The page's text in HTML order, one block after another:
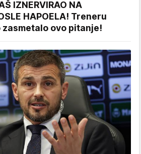
IZNERVIRAO NA
HAPOELA! Treneru
zasmetalo ovo pitanje!